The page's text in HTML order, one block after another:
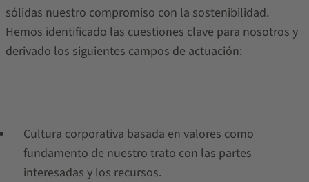
sólidas nuestro compromiso con la sostenibilidad.
Hemos identificado las cuestiones clave para nosotros y
derivado los siguientes campos de actuación:
Cultura corporativa basada en valores como
fundamento de nuestro trato con las partes
interesadas y los recursos.